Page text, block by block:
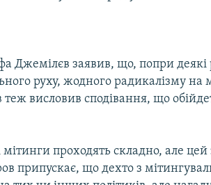
Джемілєв заявив, що, попри деякі
руху, жодного радикалізму на
висловив сподівання, що
проходять складно, але цей
припускає, що дехто з